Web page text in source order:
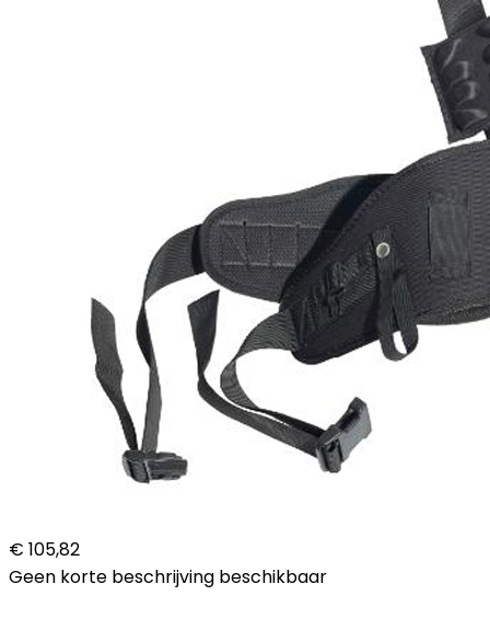
€ 105,82
Geen korte beschrijving beschikbaar